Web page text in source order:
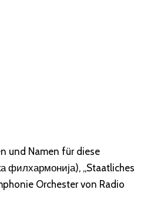
und Namen für diese
филхармонија), „Staatliches
Orchester von Radio